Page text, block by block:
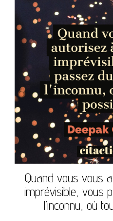
Quand vous vous
imprévisible, vous
l’inconnu, où